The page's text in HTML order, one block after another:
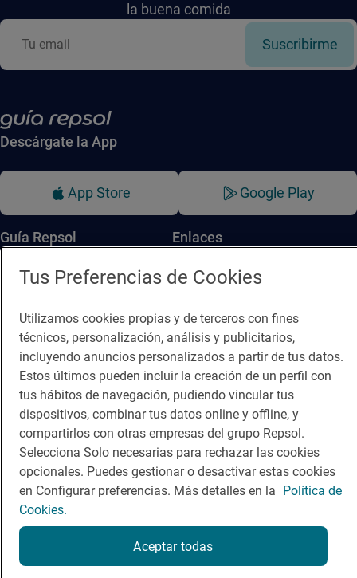
la buena comida
Suscribirme
Descárgate la App
App Store Google Play
Guía Repsol
Comer
Dormir
Enlaces
Contacto
Canal de ética
Política de privacidad Política de cookies Nota legal
Condiciones del servicio
© Repsol S.A. 2000- 2026
Tus Preferencias de Cookies
Utilizamos cookies propias y de terceros con fines
técnicos, personalización, análisis y publicitarios,
incluyendo anuncios personalizados a partir de tus datos.
Estos últimos pueden incluir la creación de un perfil con
tus hábitos de navegación, pudiendo vincular tus
dispositivos, combinar tus datos online y offline, y
compartirlos con otras empresas del grupo Repsol.
Selecciona Solo necesarias para rechazar las cookies
opcionales. Puedes gestionar o desactivar estas cookies
en Configurar preferencias. Más detalles en la Política de
Cookies.
Aceptar todas